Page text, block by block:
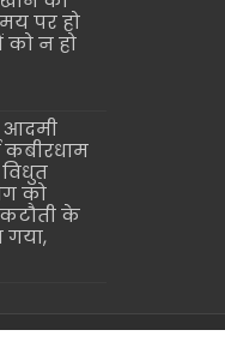
पर हो
न हो
कबीरधाम
विधुत
को
के
गया,